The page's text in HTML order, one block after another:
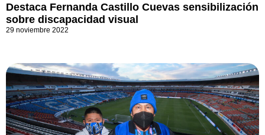
Destaca Fernanda Castillo Cuevas sensibilización
sobre discapacidad visual
29 noviembre 2022